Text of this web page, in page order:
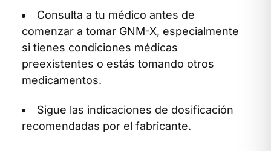
Consulta a tu médico antes de
comenzar a tomar GNM-X, especialmente
si tienes condiciones médicas
preexistentes o estás tomando otros
medicamentos.
Sigue las indicaciones de dosificación
recomendadas por el fabricante.